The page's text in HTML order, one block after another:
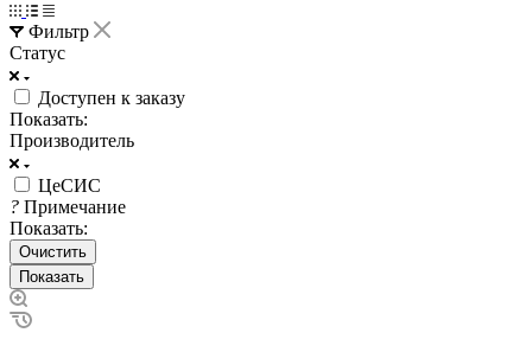
Фильтр
Статус
Доступен к заказу
Показать:
Производитель
ЦеСИС
? Примечание
Показать:
Очистить